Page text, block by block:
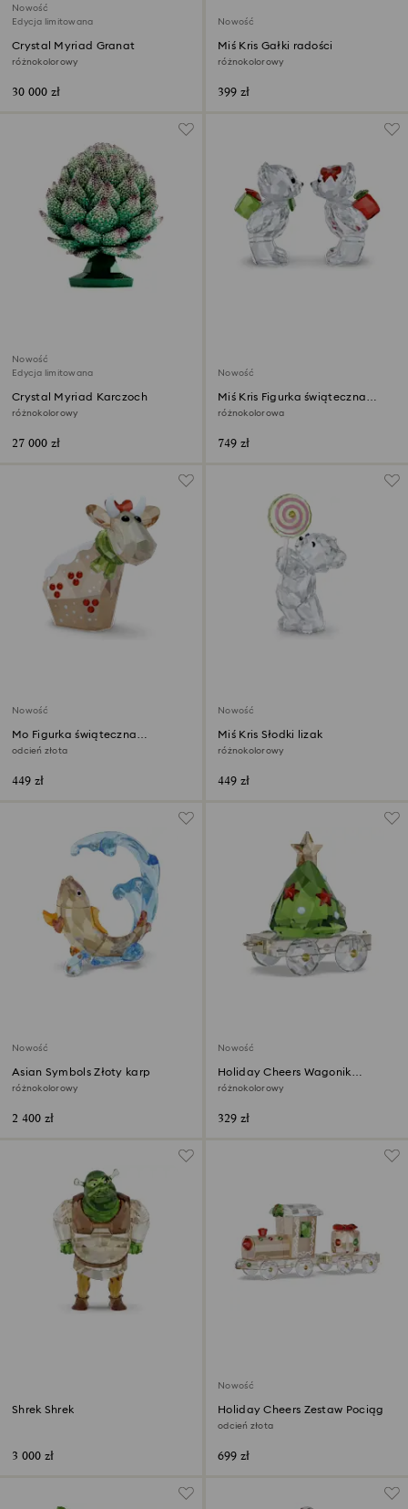
Nowość
Edycja limitowana
Crystal Myriad Granat
różnokolorowy
30 000 zł
Nowość
Miś Kris Gałki radości
różnokolorowy
399 zł
Nowość
Edycja limitowana
Crystal Myriad Karczoch
różnokolorowy
27 000 zł
Nowość
Miś Kris Figurka świąteczna
Coroczna Edycja 2026
różnokolorowa
749 zł
Nowość
Mo Figurka świąteczna
Coroczna Edycja 2026
odcień złota
449 zł
Nowość
Miś Kris Słodki lizak
różnokolorowy
449 zł
Nowość
Asian Symbols Złoty karp
różnokolorowy
2 400 zł
Nowość
Holiday Cheers Wagonik
Coroczna Edycja 2026
różnokolorowy
329 zł
Shrek Shrek
3 000 zł
Nowość
Holiday Cheers Zestaw Pociąg
odcień złota
699 zł